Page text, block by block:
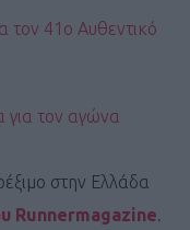
τον 41ο Αυθεντικό
για τον αγώνα
στην Ελλάδα
Runnermagazine.